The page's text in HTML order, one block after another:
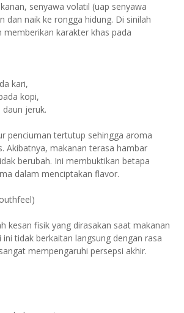
senyawa volatil (uap senyawa
dan naik ke rongga hidung. Di sinilah
memberikan karakter khas pada
kari,
kopi,
daun jeruk.
penciuman tertutup sehingga aroma
Akibatnya, makanan terasa hambar
berubah. Ini membuktikan betapa
dalam menciptakan flavor.
kesan fisik yang dirasakan saat makanan
ini tidak berkaitan langsung dengan rasa
mempengaruhi persepsi akhir.